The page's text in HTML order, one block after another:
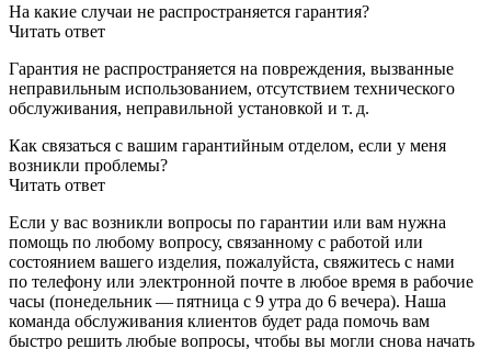
На какие случаи не распространяется гарантия?
Читать ответ
Гарантия не распространяется на повреждения, вызванные
неправильным использованием, отсутствием технического
обслуживания, неправильной установкой и т. д.
Как связаться с вашим гарантийным отделом, если у меня
возникли проблемы?
Читать ответ
Если у вас возникли вопросы по гарантии или вам нужна
помощь по любому вопросу, связанному с работой или
состоянием вашего изделия, пожалуйста, свяжитесь с нами
по телефону или электронной почте в любое время в рабочие
часы (понедельник — пятница с 9 утра до 6 вечера). Наша
команда обслуживания клиентов будет рада помочь вам
быстро решить любые вопросы, чтобы вы могли снова начать